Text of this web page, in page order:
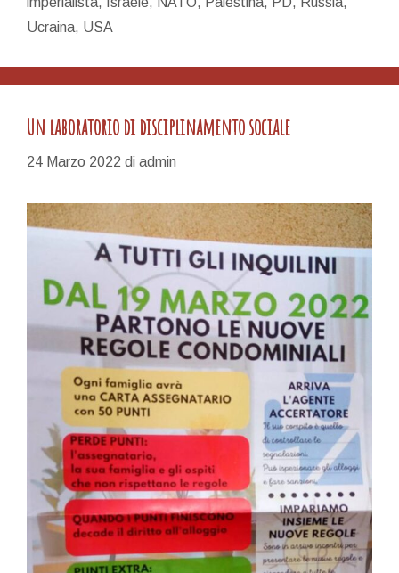
Ucraina, USA
Un laboratorio di disciplinamento sociale
24 Marzo 2022 di admin